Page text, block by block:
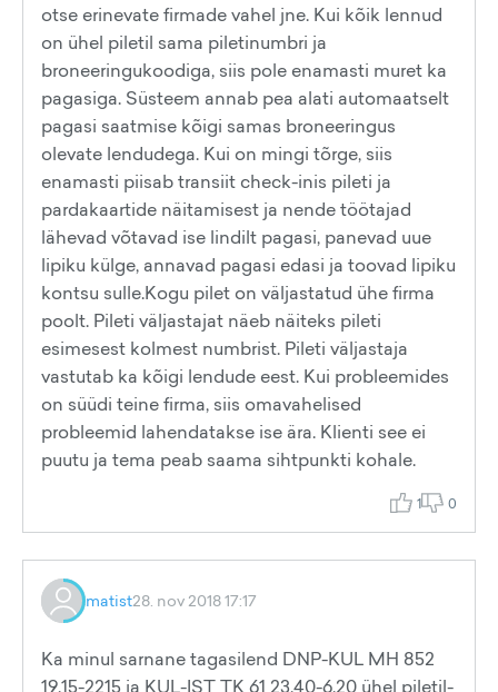
otse erinevate firmade vahel jne. Kui kõik lennud
on ühel piletil sama piletinumbri ja
broneeringukoodiga, siis pole enamasti muret ka
pagasiga. Süsteem annab pea alati automaatselt
pagasi saatmise kõigi samas broneeringus
olevate lendudega. Kui on mingi tõrge, siis
enamasti piisab transiit check-inis pileti ja
pardakaartide näitamisest ja nende töötajad
lähevad võtavad ise lindilt pagasi, panevad uue
lipiku külge, annavad pagasi edasi ja toovad lipiku
kontsu sulle.Kogu pilet on väljastatud ühe firma
poolt. Pileti väljastajat näeb näiteks pileti
esimesest kolmest numbrist. Pileti väljastaja
vastutab ka kõigi lendude eest. Kui probleemides
on süüdi teine firma, siis omavahelised
probleemid lahendatakse ise ära. Klienti see ei
puutu ja tema peab saama sihtpunkti kohale.
1 0
matist28. nov 2018 17:17
Ka minul sarnane tagasilend DNP-KUL MH 852
19.15-2215 ja KUL-IST TK 61 23.40-6.20 ühel piletil-